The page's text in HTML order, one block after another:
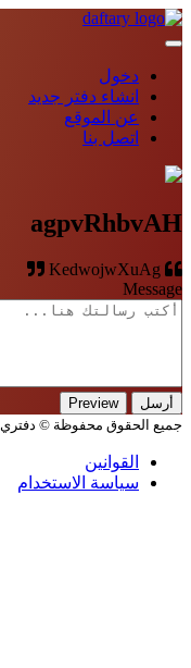
دخول
انشاء دفتر جديد
عن الموقع
اتصل بنا
agpvRhbvAH
Message
جميع الحقوق محفوظة © دفتري
القوانين
سياسة الاستخدام